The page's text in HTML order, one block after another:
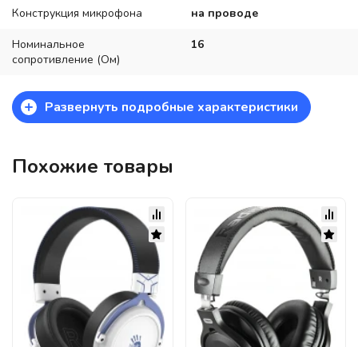
Конструкция микрофона на проводе
Номинальное
сопротивление (Ом)
16
+ Развернуть подробные характеристики
Похожие товары